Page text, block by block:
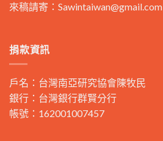
來稿請寄： Sawintaiwan@gmail.com
捐款資訊
戶名：台灣南亞研究協會陳牧民
銀行：台灣銀行群賢分行
帳號：162001007457